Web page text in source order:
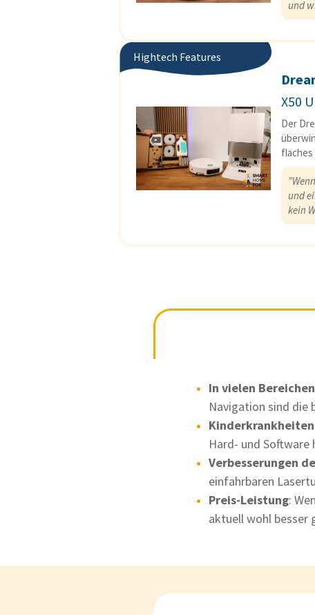
und
Hightech Features
X50
Der
flaches
und
kein
In vielen
Navigation sind die
Kinderkrankheiten
Hard- und
Verbesserungen
einfahrbaren
Preis-Leistung:
aktuell wohl besser